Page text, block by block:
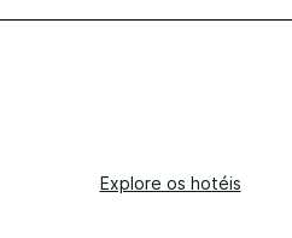
Explore os hotéis